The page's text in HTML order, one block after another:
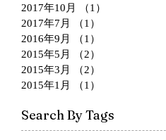
2017年10月
（1）
2017年7月
（1）
2016年9月
（1）
2015年5月
（2）
2015年3月
（2）
2015年1月
（1）
Search By Tags